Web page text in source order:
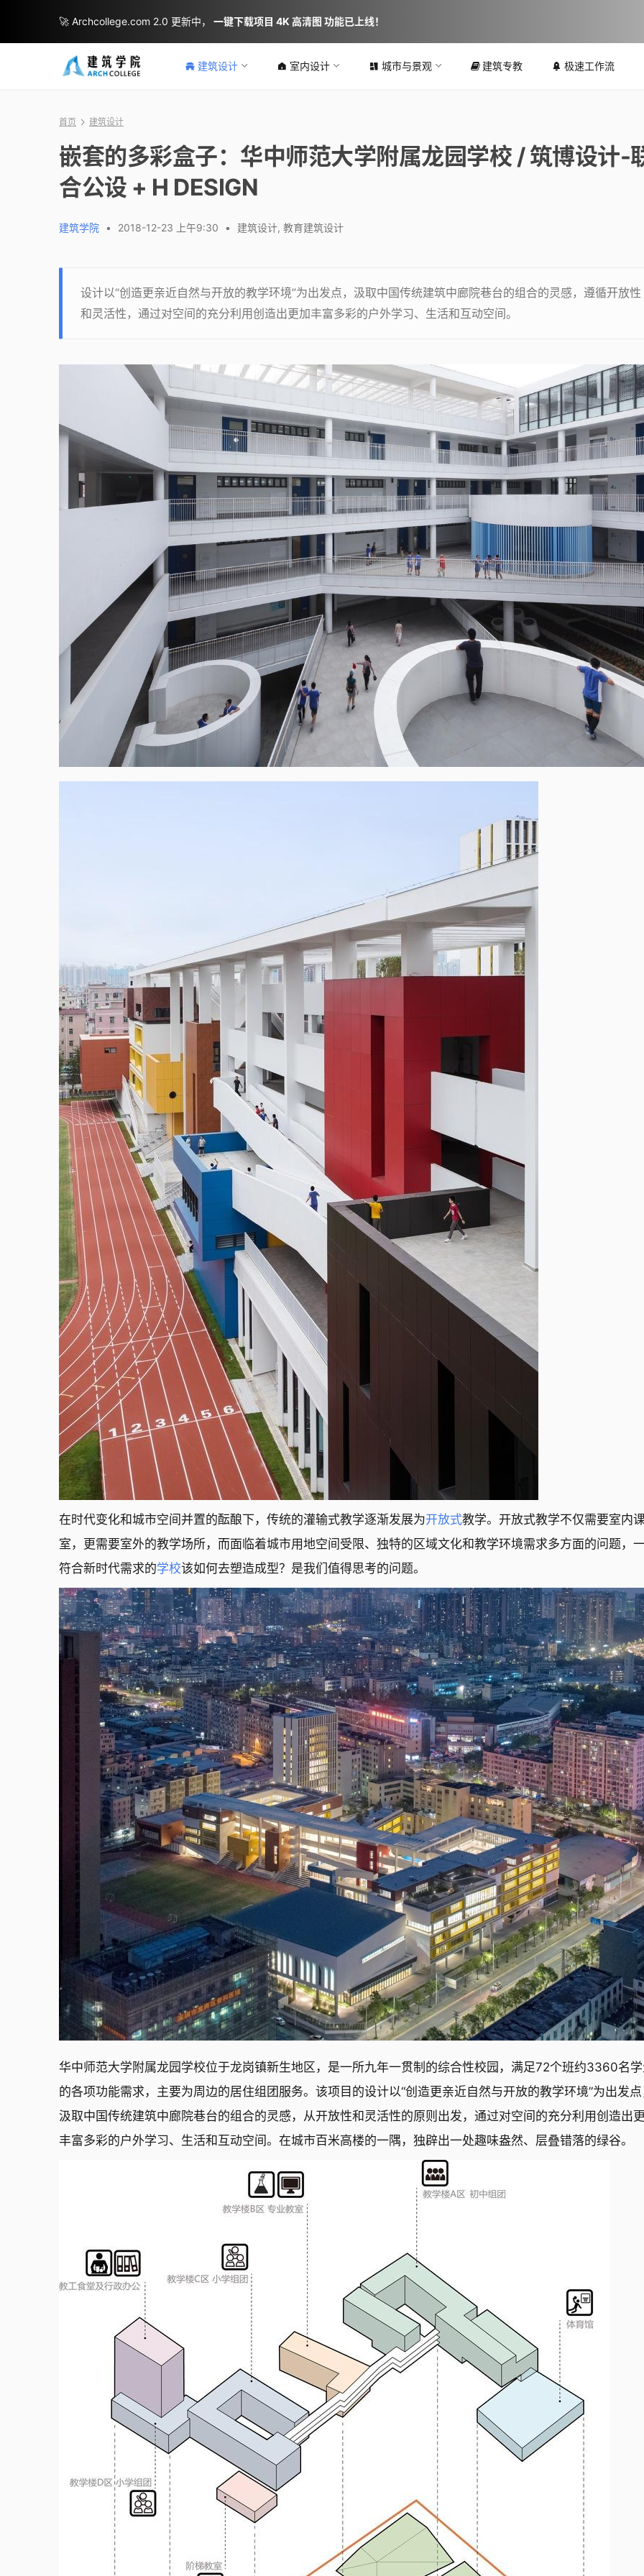
建筑设计 室内设计 城市与景观 建筑专教 极速工作流
首页 建筑设计
嵌套的多彩盒子：华中师范大学附属龙园学校 / 筑博设计-
合公设 + H DESIGN
建筑学院 • 2018-12-23 上午9:30 • 建筑设计, 教育建筑设计
设计以“创造更亲近自然与开放的教学环境”为出发点，汲取中国传统建筑中廊院巷台的组合的灵感，遵循开放性
和灵活性，通过对空间的充分利用创造出更加丰富多彩的户外学习、生活和互动空间。
在时代变化和城市空间并置的酝酿下，传统的灌输式教学逐渐发展为开放式教学。开放式教学不仅需要室内
室，更需要室外的教学场所，而面临着城市用地空间受限、独特的区域文化和教学环境需求多方面的问题，
符合新时代需求的学校该如何去塑造成型？是我们值得思考的问题。
华中师范大学附属龙园学校位于龙岗镇新生地区，是一所九年一贯制的综合性校园，满足72个班约3360名
的各项功能需求，主要为周边的居住组团服务。该项目的设计以“创造更亲近自然与开放的教学环境”为出发
汲取中国传统建筑中廊院巷台的组合的灵感，从开放性和灵活性的原则出发，通过对空间的充分利用创造出
丰富多彩的户外学习、生活和互动空间。在城市百米高楼的一隅，独辟出一处趣味盎然、层叠错落的绿谷。
🚀 Archcollege.com 2.0 更新中， 一键下载项目 4K 高清图 功能已上线！